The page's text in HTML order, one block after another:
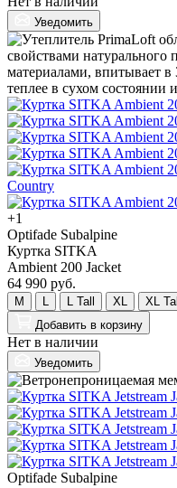
Уведомить
+1
Optifade Subalpine
Куртка SITKA
Ambient 200 Jacket
64 990 руб.
M L Tall XL XL Tall
Добавить в корзину
Нет в наличии
Уведомить
Optifade Subalpine